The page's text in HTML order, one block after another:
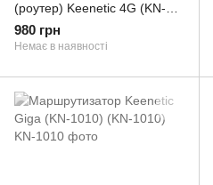
(роутер) Keenetic 4G (KN-
1211) (KN-1211)
980 грн
Немає в наявності